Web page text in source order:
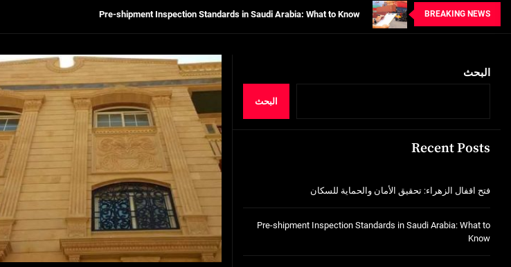
BREAKING NEWS
Get Reliable Calibration Services in Port Said for Your Needs
فتح اقفال الزهراء: تحقيق الأمان والحماية للسكان
Pre-shipment Inspection Standards in Saudi Arabia: What to Know
Get Reliable Calibration Services in Port Said for Your Needs
Ultrasonic Thickness Gauge Inspection in Egypt: Ensuring Structural Integrity
البحث
البحث
Recent Posts
فتح اقفال الزهراء: تحقيق الأمان والحماية للسكان
Pre-shipment Inspection Standards in Saudi Arabia: What to
Know